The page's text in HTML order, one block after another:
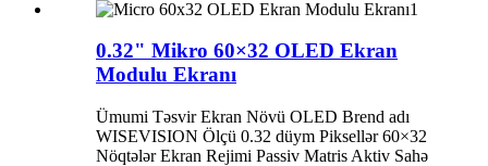
0.32" Mikro 60×32 OLED Ekran
Modulu Ekranı
Ümumi Təsvir Ekran Növü OLED Brend adı
WISEVISION Ölçü 0.32 düym Piksellər 60×32
Nöqtələr Ekran Rejimi Passiv Matris Aktiv Sahə